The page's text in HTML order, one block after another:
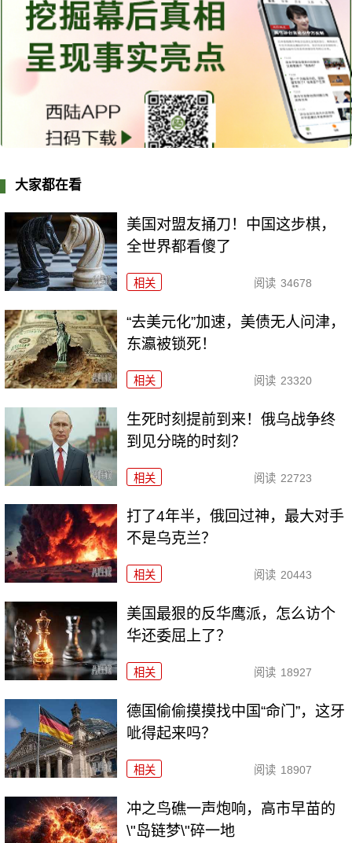
大家都在看
美国对盟友捅刀！中国这步棋，
全世界都看傻了
相关 阅读 34678
“去美元化”加速，美债无人问津，
东瀛被锁死！
相关 阅读 23320
生死时刻提前到来！俄乌战争终
到见分晓的时刻？
相关 阅读 22723
打了4年半，俄回过神，最大对手
不是乌克兰？
相关 阅读 20443
美国最狠的反华鹰派，怎么访个
华还委屈上了？
相关 阅读 18927
德国偷偷摸摸找中国“命门”，这牙
呲得起来吗？
相关 阅读 18907
冲之鸟礁一声炮响，高市早苗的
\"岛链梦\"碎一地